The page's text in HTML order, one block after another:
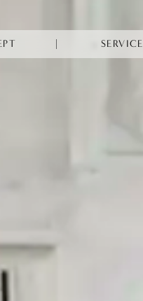
SERVICE